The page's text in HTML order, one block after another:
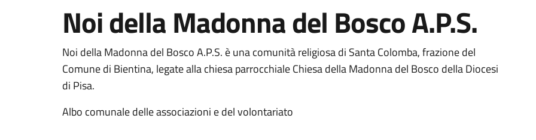
Noi della Madonna del Bosco A.P.S.
Noi della Madonna del Bosco A.P.S. è una comunità religiosa di Santa Colomba, frazione del
Comune di Bientina, legate alla chiesa parrocchiale Chiesa della Madonna del Bosco della Diocesi
di Pisa.
Albo comunale delle associazioni e del volontariato